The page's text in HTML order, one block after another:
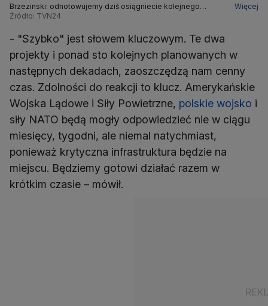
Brzezinski: odnotowujemy dziś osiągniecie kolejnego
ważnego etapu w naszych stosunkach dwustronnych
Więcej
Źródło: TVN24
- "Szybko" jest słowem kluczowym. Te dwa
projekty i ponad sto kolejnych planowanych w
następnych dekadach, zaoszczędzą nam cenny
czas. Zdolności do reakcji to klucz. Amerykańskie
Wojska Lądowe i Siły Powietrzne, polskie wojsko i
siły NATO będą mogły odpowiedzieć nie w ciągu
miesięcy, tygodni, ale niemal natychmiast,
ponieważ krytyczna infrastruktura będzie na
miejscu. Będziemy gotowi działać razem w
krótkim czasie – mówił.